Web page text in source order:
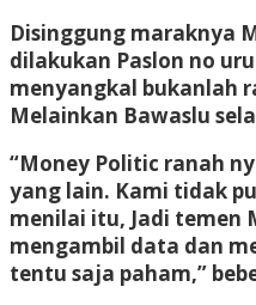
Disinggung maraknya
dilakukan Paslon no
menyangkal bukanlah
Melainkan Bawaslu
“Money Politic ranah
yang lain. Kami tidak
menilai itu, Jadi temen
mengambil data dan
tentu saja paham,”